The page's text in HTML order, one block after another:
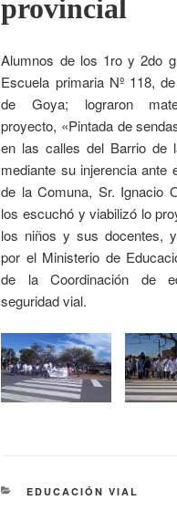
provincial
Alumnos de los 1ro y 2do
Escuela primaria Nº 118,
de Goya; lograron
proyecto, «Pintada de
en las calles del Barrio de
mediante su injerencia ante
de la Comuna, Sr. Ignacio
los escuchó y viabilizó lo
los niños y sus docentes,
por el Ministerio de
de la Coordinación de
seguridad vial.
EDUCACIÓN VIAL